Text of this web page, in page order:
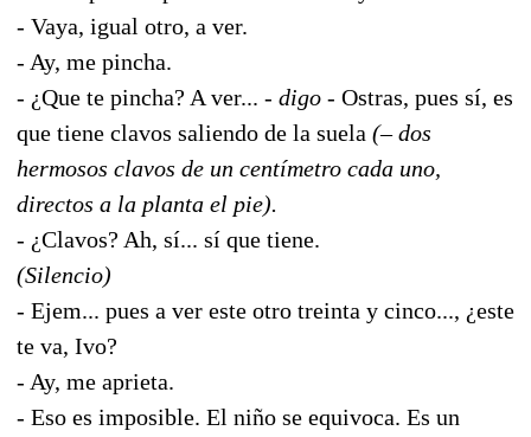
- Vaya, igual otro, a ver.
- Ay, me pincha.
- ¿Que te pincha? A ver... - digo - Ostras, pues sí, es
que tiene clavos saliendo de la suela (– dos
hermosos clavos de un centímetro cada uno,
directos a la planta el pie).
- ¿Clavos? Ah, sí... sí que tiene.
(Silencio)
- Ejem... pues a ver este otro treinta y cinco..., ¿este
te va, Ivo?
- Ay, me aprieta.
- Eso es imposible. El niño se equivoca. Es un